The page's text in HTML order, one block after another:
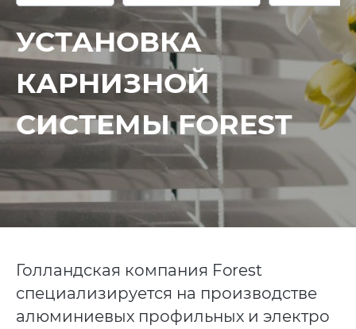
УСТАНОВКА
КАРНИЗНОЙ
СИСТЕМЫ FOREST
Голландская компания Forest
специализируется на производстве
алюминиевых профильных и электро